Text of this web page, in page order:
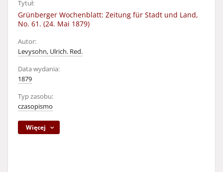
Tytuł:
Grünberger Wochenblatt: Zeitung für Stadt und Land,
No. 61. (24. Mai 1879)
Autor:
Levysohn, Ulrich. Red.
Data wydania:
1879
Typ zasobu:
czasopismo
Więcej